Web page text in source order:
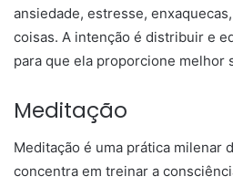
ansiedade, estresse,
coisas. A intenção é distribuir e
para que ela proporcione melhor
Meditação
Meditação é uma prática milenar
concentra em treinar a